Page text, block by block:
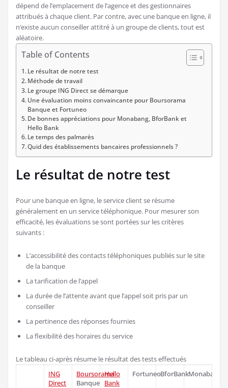
dépend de l’emplacement de l’agence et des gestionnaires
attribués à chaque client. Par contre, avec une banque en ligne, il
n’existe aucun conseiller attitré à un groupe de clients, tout est
aléatoire.
Table of Contents
Le résultat de notre test
Méthode de travail
Le groupe ING Direct se démarque
Une évaluation moins convaincante pour Boursorama
Banque et Fortuneo
De bonnes appréciations pour Monabang, BforBank et
Hello Bank
Le temps des palmarès
Quid des établissements bancaires professionnels ?
Le résultat de notre test
Pour une banque en ligne, le service client se résume
généralement en un service téléphonique. Pour mesurer son
efficacité, les évaluations se sont portées sur les critères
suivants :
L’accessibilité des contacts téléphoniques publiés sur le site
de la banque
La tarification de l’appel
La durée de l’attente avant que l’appel soit pris par un
conseiller
La pertinence des réponses fournies
La flexibilité des horaires du service
Le tableau ci-après résume le résultat des tests effectués
ING
Direct
Boursorama
Banque
Hello
Bank
FortuneoBforBankMonabanq